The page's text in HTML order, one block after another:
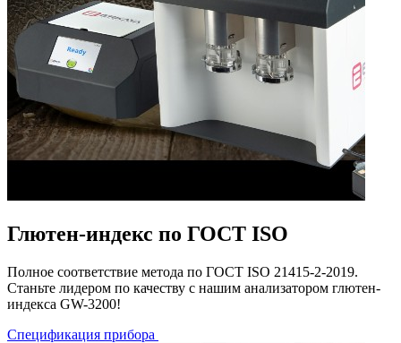
Глютен-индекс по ГОСТ ISO
Полное соответствие метода по ГОСТ ISO 21415-2-2019.
Станьте лидером по качеству с нашим анализатором глютен-
индекса GW-3200!
Спецификация прибора